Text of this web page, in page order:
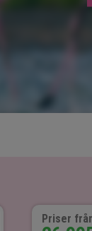
Priser